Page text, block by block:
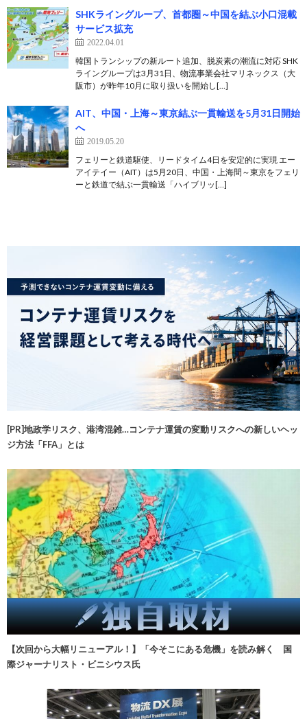
SHKライングループ、首都圏～中国を結ぶ小口混載
サービス拡充
2022.04.01
韓国トランシップの新ルート追加、脱炭素の潮流に対応 SHK
ライングループは3月31日、物流事業会社マリネックス（大
阪市）が昨年10月に取り扱いを開始し[…]
AIT、中国・上海～東京結ぶ一貫輸送を5月31日開始
へ
2019.05.20
フェリーと鉄道駆使、リードタイム4日を安定的に実現 エー
アイテイー（AIT）は5月20日、中国・上海間～東京をフェリ
ーと鉄道で結ぶ一貫輸送「ハイブリッ[…]
[PR]地政学リスク、港湾混雑…コンテナ運賃の変動リスクへの新しいヘッ
ジ方法「FFA」とは
【次回から大幅リニューアル！】「今そこにある危機」を読み解く 国
際ジャーナリスト・ビニシウス氏